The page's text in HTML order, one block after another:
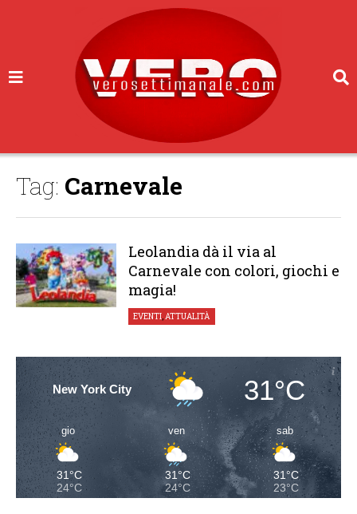
Tag: Carnevale
Leolandia dà il via al
Carnevale con colori, giochi e
magia!
EVENTI,ATTUALITÀ
New York City 31°C
gio
31°C
24°C
ven
31°C
24°C
sab
31°C
23°C